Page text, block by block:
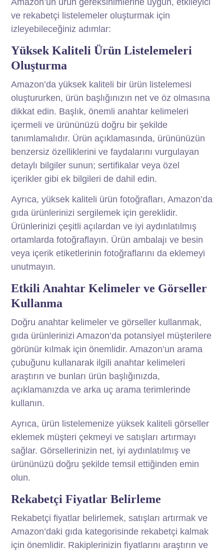
Amazon’un ürün gereksinimlerine uygun, etkileyici
ve rekabetçi listelemeler oluşturmak için
izleyebileceğiniz adımlar:
Yüksek Kaliteli Ürün Listelemeleri
Oluşturma
Amazon’da yüksek kaliteli bir ürün listelemesi
oluştururken, ürün başlığınızın net ve öz olmasına
dikkat edin. Başlık, önemli anahtar kelimeleri
içermeli ve ürününüzü doğru bir şekilde
tanımlamalıdır. Ürün açıklamasında, ürününüzün
benzersiz özelliklerini ve faydalarını vurgulayan
detaylı bilgiler sunun; sertifikalar veya özel
içerikler gibi ek bilgileri de dahil edin.
Ayrıca, yüksek kaliteli ürün fotoğrafları, Amazon’da
gıda ürünlerinizi sergilemek için gereklidir.
Ürünlerinizi çeşitli açılardan ve iyi aydınlatılmış
ortamlarda fotoğraflayın. Ürün ambalajı ve besin
veya içerik etiketlerinin fotoğraflarını da eklemeyi
unutmayın.
Etkili Anahtar Kelimeler ve Görseller
Kullanma
Doğru anahtar kelimeler ve görseller kullanmak,
gıda ürünlerinizi Amazon’da potansiyel müşterilere
görünür kılmak için önemlidir. Amazon’un arama
çubuğunu kullanarak ilgili anahtar kelimeleri
araştırın ve bunları ürün başlığınızda,
açıklamanızda ve arka uç arama terimlerinde
kullanın.
Ayrıca, ürün listelemenize yüksek kaliteli görseller
eklemek müşteri çekmeyi ve satışları artırmayı
sağlar. Görsellerinizin net, iyi aydınlatılmış ve
ürününüzü doğru şekilde temsil ettiğinden emin
olun.
Rekabetçi Fiyatlar Belirleme
Rekabetçi fiyatlar belirlemek, satışları artırmak ve
Amazon’daki gıda kategorisinde rekabetçi kalmak
için önemlidir. Rakiplerinizin fiyatlarını araştırın ve